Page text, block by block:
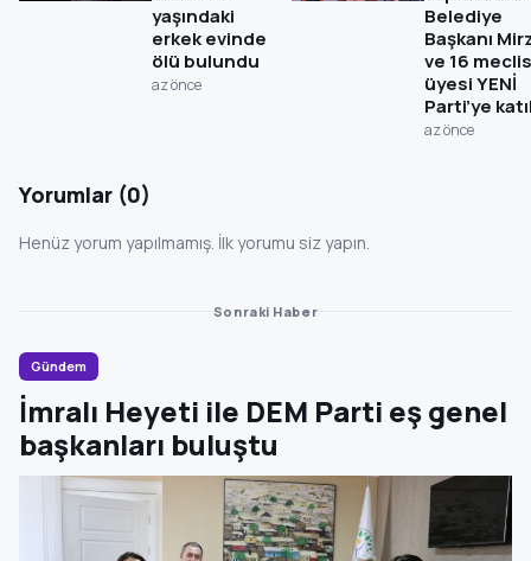
yaşındaki
erkek evinde
ölü bulundu
az önce
Belediye
Başkanı
ve 16 meclis
üyesi YENİ
Parti’ye
az önce
Yorumlar (0)
Henüz yorum yapılmamış. İlk yorumu siz yapın.
Sonraki Haber
Gündem
İmralı Heyeti ile DEM Parti eş genel
başkanları buluştu